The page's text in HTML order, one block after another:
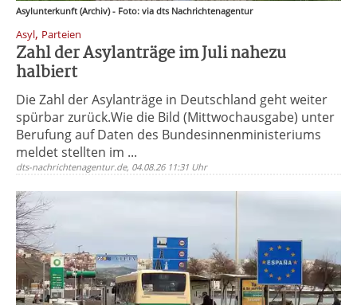
Asylunterkunft (Archiv) - Foto: via dts Nachrichtenagentur
Asyl, Parteien
Zahl der Asylanträge im Juli nahezu
halbiert
Die Zahl der Asylanträge in Deutschland geht weiter
spürbar zurück.Wie die Bild (Mittwochausgabe) unter
Berufung auf Daten des Bundesinnenministeriums
meldet stellten im ...
dts-nachrichtenagentur.de, 04.08.26 11:31 Uhr